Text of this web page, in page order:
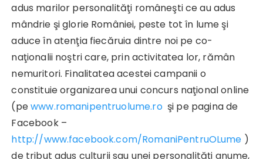
adus marilor personalităţi româneşti ce au adus
mândrie şi glorie României, peste tot în lume şi
aduce în atenţia fiecăruia dintre noi pe co-
naţionalii noştri care, prin activitatea lor, rămân
nemuritori. Finalitatea acestei campanii o
constituie organizarea unui concurs naţional online
(pewww.romanipentruolume.roşi pe pagina de
Facebook –
http://www.facebook.com/RomaniPentruOLume )
de tribut adus culturii sau unei personalităţi anume,